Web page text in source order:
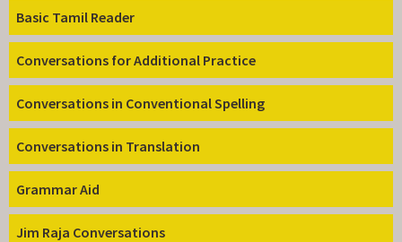
Basic Tamil Reader
Conversations for Additional Practice
Conversations in Conventional Spelling
Conversations in Translation
Grammar Aid
Jim Raja Conversations